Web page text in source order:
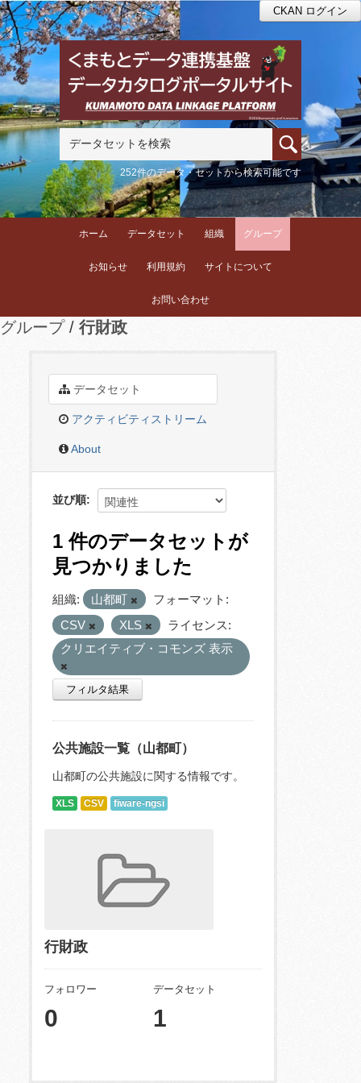
CKAN ログイン
252件のデータ・セットから検索可能です
ホーム データセット 組織 グループ
お知らせ 利用規約 サイトについて
お問い合わせ
グループ 行財政
データセット
アクティビティストリーム
About
並び順
1 件のデータセットが
見つかりました
組織: 山都町
フォーマット:
CSV
XLS
ライセンス:
クリエイティブ・コモンズ 表示
フィルタ結果
公共施設一覧（山都町）
山都町の公共施設に関する情報です。
XLS CSV fiware-ngsi
行財政
フォロワー
0
データセット
1